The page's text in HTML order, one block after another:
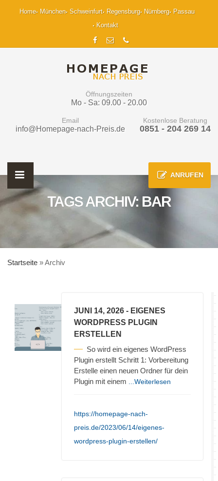
Home München Schweinfurt Regensburg Nürnberg
Passau
Kontakt
Öffnungszeiten
Mo - Sa: 09.00 - 20.00
Email
info@Homepage-nach-Preis.de
Kostenlose Beratung
0851 - 204 269 14
ANRUFEN
TAGS ARCHIV: BAR
Startseite »Archiv
JUNI 14, 2026 - EIGENES
WORDPRESS PLUGIN
ERSTELLEN
So wird ein eigenes WordPress
Plugin erstellt Schritt 1: Vorbereitung
Erstelle einen neuen Ordner für dein
Plugin mit einem
...Weiterlesen
https://homepage-nach-
preis.de/2023/06/14/eigenes-
wordpress-plugin-erstellen/